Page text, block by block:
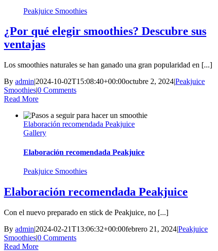
Peakjuice Smoothies
¿Por qué elegir smoothies? Descubre sus
ventajas
Los smoothies naturales se han ganado una gran popularidad en [...]
By admin|2024-10-02T15:08:40+00:00octubre 2, 2024|Peakjuice
Smoothies|0 Comments
Read More
Elaboración recomendada Peakjuice
Gallery
Elaboración recomendada Peakjuice
Peakjuice Smoothies
Elaboración recomendada Peakjuice
Con el nuevo preparado en stick de Peakjuice, no [...]
By admin|2024-02-21T13:06:32+00:00febrero 21, 2024|Peakjuice
Smoothies|0 Comments
Read More